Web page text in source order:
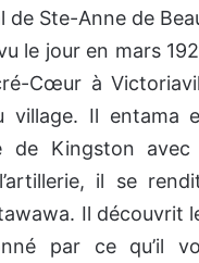
de Ste-Anne de
le jour en mars
Cœur à
Il entama
Kingston avec
il se
Il découvrit
par ce qu’il